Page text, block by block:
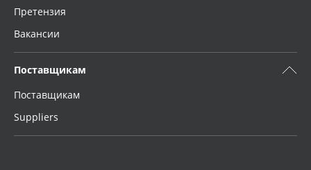
Претензия
Вакансии
Поставщикам
Поставщикам
Suppliers